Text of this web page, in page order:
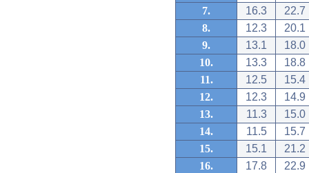
7.
16.3
22.7
8.
12.3
20.1
9.
13.1
18.0
10.
13.3
18.8
11.
12.5
15.4
12.
12.3
14.9
13.
11.3
15.0
14.
11.5
15.7
15.
15.1
21.2
16.
17.8
22.9